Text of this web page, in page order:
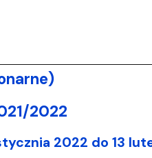
2022
2022 do 13